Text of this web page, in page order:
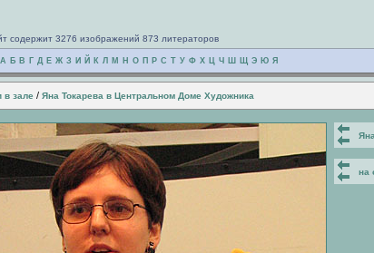
содержит 3276 изображений 873 литераторов
А Б В Г Д Е Ж З И Й К Л М Н О П Р С Т У Ф Х Ц Ч Ш Щ Э Ю Я
в зале / Яна Токарева в Центральном Доме Художника
на